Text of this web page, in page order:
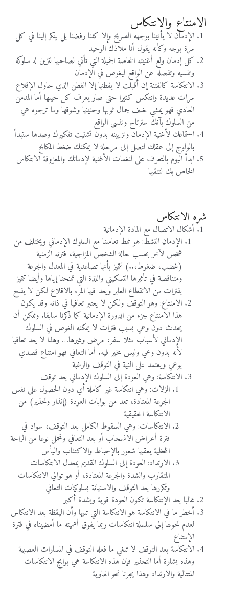
الامنتاع والانتكاس
الإدمان لا يأتينا بوجهه الصريح وإلا كلنا رفضنا بل ينكر إلينا في كل
مرة بوجه وكأنه يقول أنا ملاذك الوحيد
كل إدمان ولع أغنيته الخاصة الجميلة التي تأتي لصاحبها لتزين له سلوكه
وتنسيه وتفصله عن الواقع ليغوص في الإدمان
الانتكاسة كالفتنة إن أقبلت لا يفطنها إلا الفطن الذي حاول الإقلاع
مرات عديدة وانتكس كثيرا حتى صار يعرف كل حيلها أما المدمن
العادي فهو يمشي خلف جمال ثوبها وحنينها وشوقها وما ترجوه هي
من السلوك بآنك سترتاح وتنسى الواقع
استماعك لأغنية الإدمان وتزيينه بدون تشتيت تفكيرك وصدها ستبدأ
بالولوج إلى عقلك لتصل إلى مرحلة لا يمكنك ضغط المكابح
ابدأ اليوم بالتعرف على لنغمات الأغنية لإدمانك والمعزوفة الانتكاس
الخاص بك لتتقيها
شره الانتكاس
أشكال الاتصال مع المادة الإدمانية
الإدمان النشط: هو نمط تعاملنا مع السلوك الإدماني ويختلف من
شخص لآخر بحسب حالة الشخص المزاجية، فترته الزمنية
(غضب، ضغوط،..) تتميز بأنها تصاعدية في المعدل والجرعة
ومتناقصة في تأثيرها التسكيني واللذة التي تمنحنا إياها وأيضا تتميز
بفترات من الانقطاع العابر ويعد فيها المرء بالاقلاع لكن لا يفلح
الامنتاع: وهو التوقف ولكن لا يعتبر تعافيا في ذاته وقد يكون
هذا الامنتاع جزء من الدورة الإدمانية كما ذكرنا سابقا. وممكن أن
يحدث دون وعي بسبب فترات لا يمكنه الغوص في السلوك
الإدماني لأسباب مثلا سفر، مرض وغيرها… وهذا لا يعد تعافيا
لأنه بدون وعي وليس مخير فيه. أما التعافي فهو امتناع قصدي
بوعي ويعتمد على النية في التوقف والرغبة
الانتكاسة: وهي العودة إلى السلوك الإدماني بعد توقف
الزلات: وهي انتكاسة غير كاملة أي دون الحصول على نفس
الجرعة المعتادة، تعد من بوابات العودة (إنذار وتحذير) من
الانتكاسة الحقيقية
الانتكاسات: وهي السقوط الكامل بعد التوقف، سواد في
فترة أعراض الانسحاب أو بعد التعافي وتحمل نوعا من الراحة
اللحظية يعقبها شعور بالإحباط والاكتئاب واليأس
الارتداد: العودة إلى السلوك القديم بمعدل الانتكاسات
المتقارب والشدة والجرعة المعتادة، أو هو توالي الانتكاسات
وتكررها بعد التوقف والاستهانة بسلوكيات التعافي
غالبا بعد الإنتكاسة تكون العودة قوية وبشدة أكبر
أخطر ما في الانتكاسة هو الانتكاسة التي تليها وأن اليقظة بعد الانتكاس
لعدم تحولها إلى سلسلة انتكاسات ربما يفوق أهميته ما أمضيناه في فترة
الإمتناع
الانتكاسة بعد التوقف لا تلغي ما فعله التوقف في المسارات العصبية
وهذه بشارة أما التحذير فإن هذه الانتكاسة هي بوابج الانتكاسات
المتتالية والارتداد وهذا يجرنا نحو الهاوية